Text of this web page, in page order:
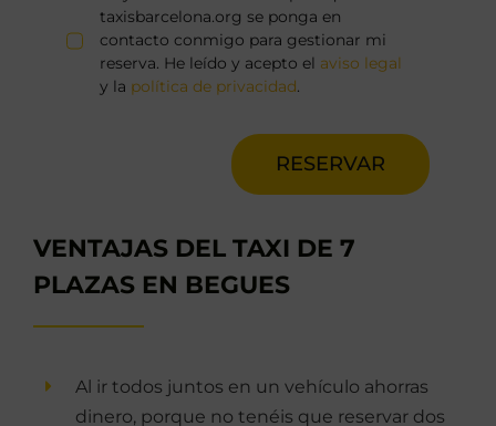
taxisbarcelona.org se ponga en
contacto conmigo para gestionar mi
reserva. He leído y acepto el aviso legal
y la política de privacidad.
RESERVAR
VENTAJAS DEL TAXI DE 7
PLAZAS EN BEGUES
Al ir todos juntos en un vehículo ahorras
dinero, porque no tenéis que reservar dos